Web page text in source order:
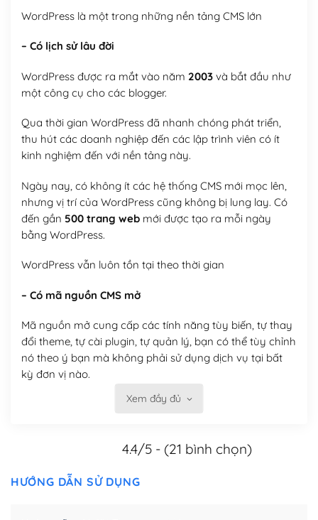
WordPress là một trong những nền tảng CMS lớn
– Có lịch sử lâu đời
WordPress được ra mắt vào năm 2003và bắt đầu như
một công cụ cho các blogger.
Qua thời gian WordPress đã nhanh chóng phát triển,
thu hút các doanh nghiệp đến các lập trình viên có ít
kinh nghiệm đến với nền tảng này.
Ngày nay, có không ít các hệ thống CMS mới mọc lên,
nhưng vị trí của WordPress cũng không bị lung lay. Có
đến gần 500 trang webmới được tạo ra mỗi ngày
bằng WordPress.
WordPress vẫn luôn tồn tại theo thời gian
– Có mã nguồn CMS mở
Mã nguồn mở cung cấp các tính năng tùy biến, tự thay
đổi theme, tự cài plugin, tự quản lý, bạn có thể tùy chỉnh
nó theo ý bạn mà không phải sử dụng dịch vụ tại bất
kỳ đơn vị nào.
Việc của bạn là đăng ký một tên miền và hosting để
Có thể tùy biến trên website WordPress
– Thân thiện với công cụ tìm kiếm
Xem đầy đủ
4.4/5 - (21 bình chọn)
HƯỚNG DẪN SỬ DỤNG